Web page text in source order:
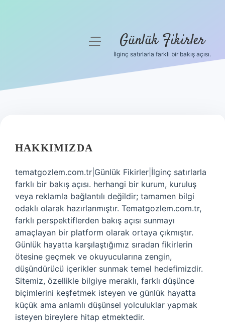
Hakkımızda
menüyü Günlük Fikirler
İlginç satırlarla farklı bir bakış açısı.
HAKKIMIZDA
tematgozlem.com.tr|Günlük Fikirler|İlginç satırlarla
farklı bir bakış açısı. herhangi bir kurum, kuruluş
veya reklamla bağlantılı değildir; tamamen bilgi
odaklı olarak hazırlanmıştır. Tematgozlem.com.tr,
farklı perspektiflerden bakış açısı sunmayı
amaçlayan bir platform olarak ortaya çıkmıştır.
Günlük hayatta karşılaştığımız sıradan fikirlerin
ötesine geçmek ve okuyucularına zengin,
düşündürücü içerikler sunmak temel hedefimizdir.
Sitemiz, özellikle bilgiye meraklı, farklı düşünce
biçimlerini keşfetmek isteyen ve günlük hayatta
küçük ama anlamlı düşünsel yolculuklar yapmak
isteyen bireylere hitap etmektedir.